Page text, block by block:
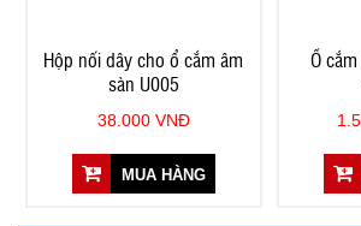
Hộp nối dây cho ổ cắm âm
sàn U005
38.000 VNĐ
MUA HÀNG
Ổ